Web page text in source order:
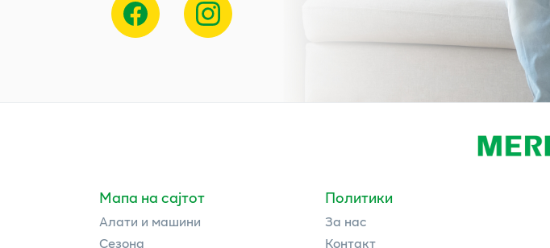
Мапа на сајтот
Алати и машини
Сезона
Политики
За нас
Контакт